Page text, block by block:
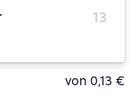
13
von 0,13 €
von 0,13 €